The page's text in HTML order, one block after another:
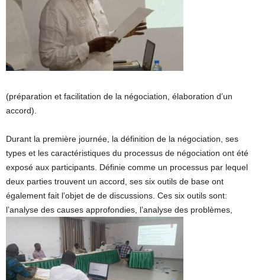
(préparation et facilitation de la négociation, élaboration d’un
accord).
Durant la première journée, la définition de la négociation, ses
types et les caractéristiques du processus de négociation ont été
exposé aux participants. Définie comme un processus par lequel
deux parties trouvent un accord, ses six outils de base ont
également fait l’objet de de discussions. Ces six outils sont:
l’analyse des causes approfondies, l’analyse des problèmes,